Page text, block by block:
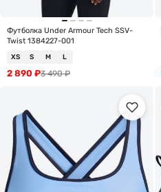
Футболка Under Armour Tech SSV-
Twist 1384227-001
XS S M L
3 490₽
2 890 ₽